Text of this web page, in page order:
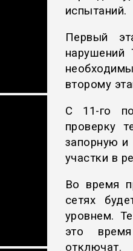
испытаний.
Первый
нарушений
второму
С 11-го
проверку
запорную
участки в
Во время
сетях
уровнем.
это
отключат.